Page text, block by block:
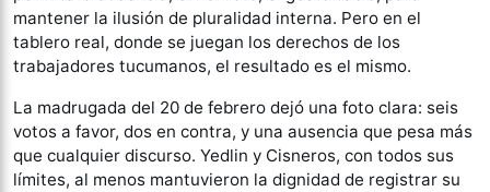
mantener la ilusión de pluralidad interna. Pero en el
tablero real, donde se juegan los derechos de los
trabajadores tucumanos, el resultado es el mismo.
La madrugada del 20 de febrero dejó una foto clara: seis
votos a favor, dos en contra, y una ausencia que pesa más
que cualquier discurso. Yedlin y Cisneros, con todos sus
límites, al menos mantuvieron la dignidad de registrar su